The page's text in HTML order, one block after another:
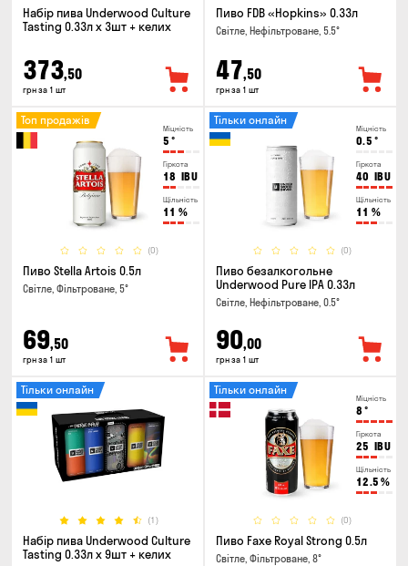
Набір пива Underwood Culture
Tasting 0.33л x 3шт + келих
373,50
грн за 1 шт
Пиво FDB «Hopkins» 0.33л
Світле, Нефільтроване, 5.5°
47,50
грн за 1 шт
Міцність
5 °
Гіркота
18 IBU
Щільність
11 %
(0)
Топ продажів
Пиво Stella Artois 0.5л
Світле, Фільтроване, 5°
69,50
грн за 1 шт
Міцність
0.5 °
Гіркота
40 IBU
Щільність
11 %
(0)
Тільки онлайн
Пиво безалкогольне
Underwood Pure IPA 0.33л
Світле, Нефільтроване, 0.5°
90,00
грн за 1 шт
(1)
Тільки онлайн
Набір пива Underwood Culture
Tasting 0.33л x 9шт + келих
Міцність
8 °
Гіркота
25 IBU
Щільність
12.5 %
(0)
Тільки онлайн
Пиво Faxe Royal Strong 0.5л
Світле, Фільтроване, 8°